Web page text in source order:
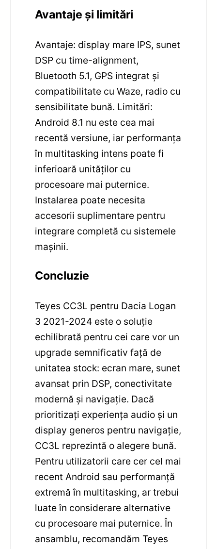
Avantaje și limitări
Avantaje: display mare IPS, sunet
DSP cu time-alignment,
Bluetooth 5.1, GPS integrat și
compatibilitate cu Waze, radio cu
sensibilitate bună. Limitări:
Android 8.1 nu este cea mai
recentă versiune, iar performanța
în multitasking intens poate fi
inferioară unităților cu
procesoare mai puternice.
Instalarea poate necesita
accesorii suplimentare pentru
integrare completă cu sistemele
mașinii.
Concluzie
Teyes CC3L pentru Dacia Logan
3 2021-2024 este o soluție
echilibrată pentru cei care vor un
upgrade semnificativ față de
unitatea stock: ecran mare, sunet
avansat prin DSP, conectivitate
modernă și navigație. Dacă
prioritizați experiența audio și un
display generos pentru navigație,
CC3L reprezintă o alegere bună.
Pentru utilizatorii care cer cel mai
recent Android sau performanță
extremă în multitasking, ar trebui
luate în considerare alternative
cu procesoare mai puternice. În
ansamblu, recomandăm Teyes